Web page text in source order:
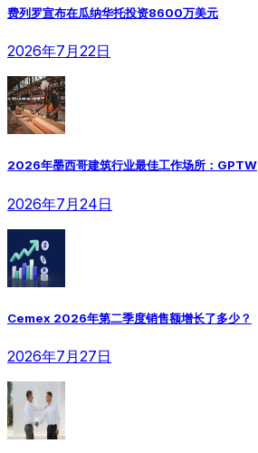
费列罗宣布在瓜纳华托投资8600万美元
2026年7月22日
2026年墨西哥建筑行业最佳工作场所：GPTW
2026年7月24日
Cemex 2026年第二季度销售额增长了多少？
2026年7月27日